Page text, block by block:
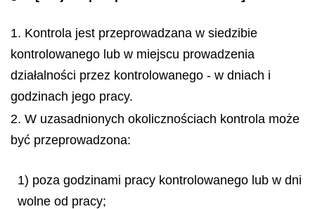
1. Kontrola jest przeprowadzana w siedzibie
kontrolowanego lub w miejscu prowadzenia
działalności przez kontrolowanego - w dniach i
godzinach jego pracy.
2. W uzasadnionych okolicznościach kontrola może
być przeprowadzona:
1) poza godzinami pracy kontrolowanego lub w dni
wolne od pracy;